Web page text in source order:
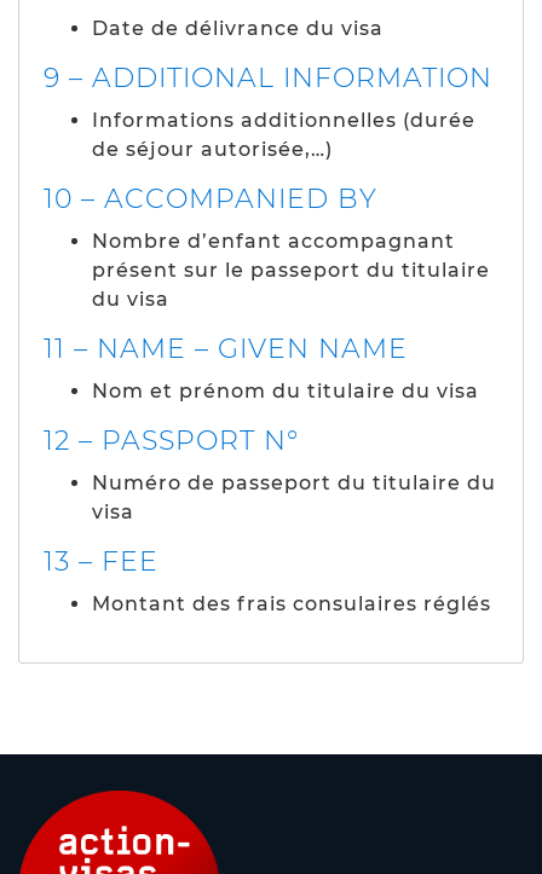
Date de délivrance du visa
9 – ADDITIONAL INFORMATION
Informations additionnelles (durée
de séjour autorisée,…)
10 – ACCOMPANIED BY
Nombre d’enfant accompagnant
présent sur le passeport du titulaire
du visa
11 – NAME – GIVEN NAME
Nom et prénom du titulaire du visa
12 – PASSPORT N°
Numéro de passeport du titulaire du
visa
13 – FEE
Montant des frais consulaires réglés